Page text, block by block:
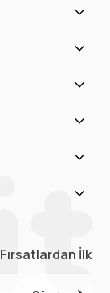
İlk